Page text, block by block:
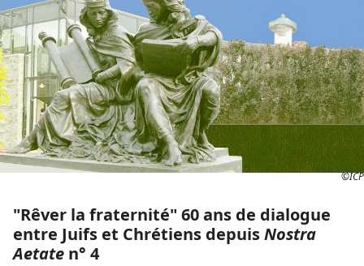
©ICP
"Rêver la fraternité" 60 ans de dialogue
entre Juifs et Chrétiens depuisNostra
Aetate n° 4